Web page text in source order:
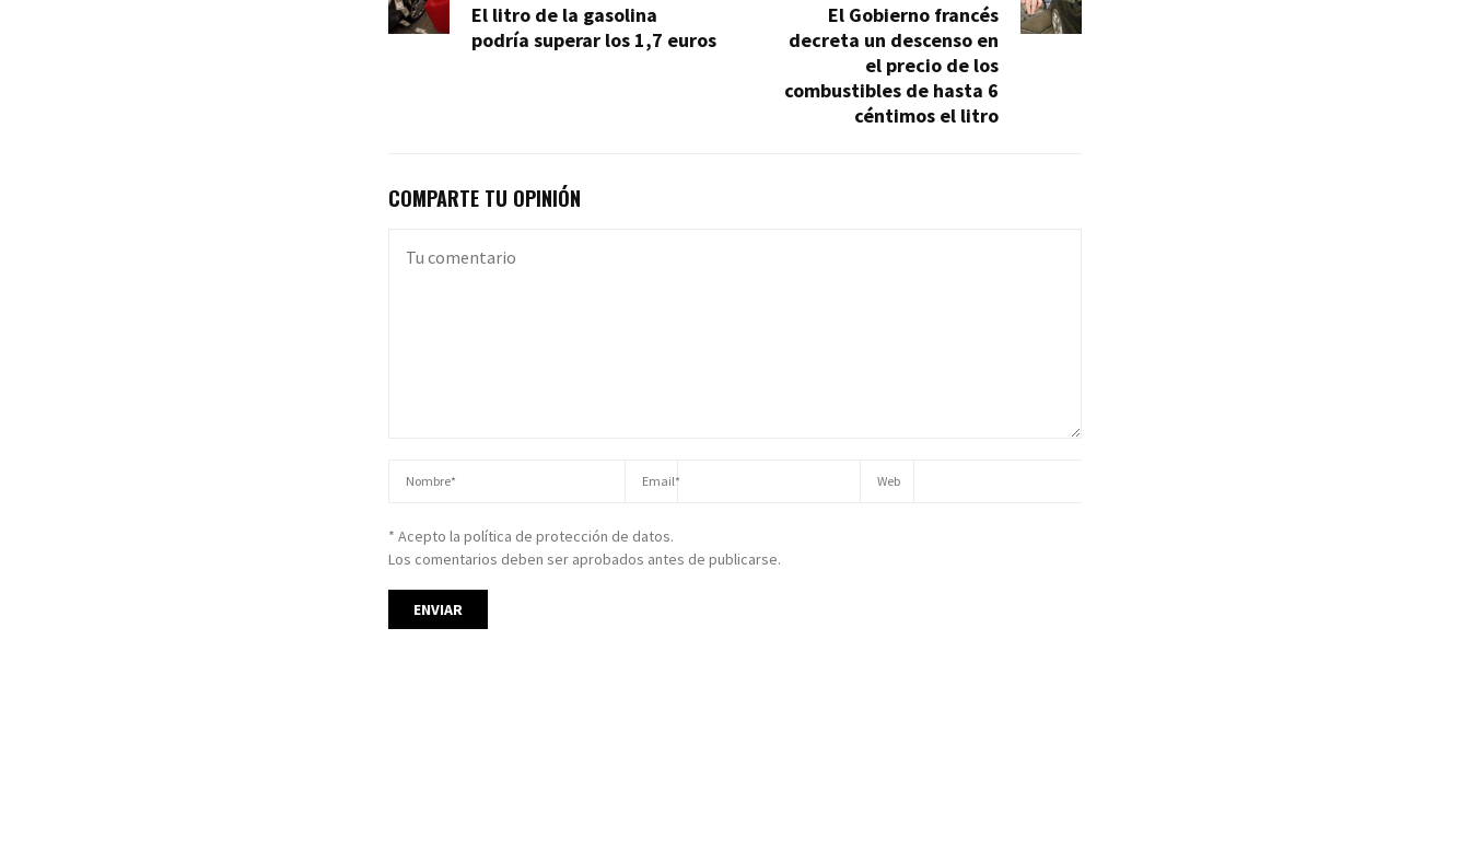
El litro de la gasolina
podría superar los 1,7 euros
El Gobierno francés
decreta un descenso en
el precio de los
combustibles de hasta 6
céntimos el litro
COMPARTE TU OPINIÓN
* Acepto la política de protección de datos.
Los comentarios deben ser aprobados antes de publicarse.